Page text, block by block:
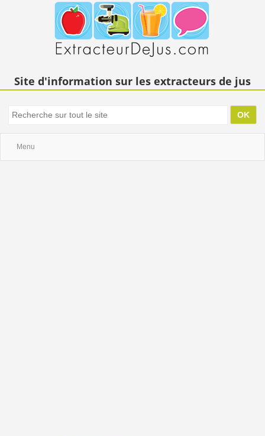
Site d'information sur les extracteurs de jus
Menu